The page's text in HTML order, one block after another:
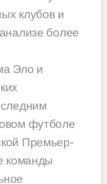
клубов и
более
Эло и
футболе
Премьер-
команды